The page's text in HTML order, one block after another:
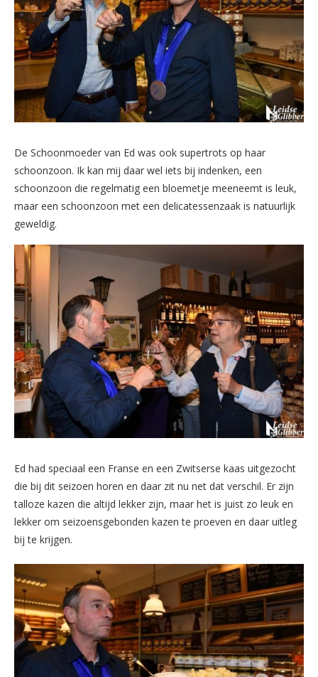
De Schoonmoeder van Ed was ook supertrots op haar
schoonzoon. Ik kan mij daar wel iets bij indenken, een
schoonzoon die regelmatig een bloemetje meeneemt is leuk,
maar een schoonzoon met een delicatessenzaak is natuurlijk
geweldig.
Ed had speciaal een Franse en een Zwitserse kaas uitgezocht
die bij dit seizoen horen en daar zit nu net dat verschil. Er zijn
talloze kazen die altijd lekker zijn, maar het is juist zo leuk en
lekker om seizoensgebonden kazen te proeven en daar uitleg
bij te krijgen.